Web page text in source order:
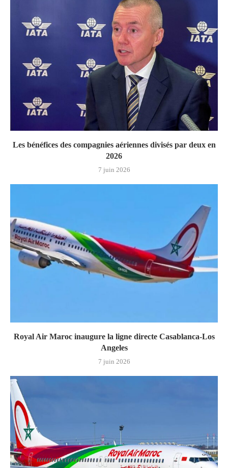
Les bénéfices des compagnies aériennes divisés par deux en
2026
7 juin 2026
Royal Air Maroc inaugure la ligne directe Casablanca-Los
Angeles
7 juin 2026